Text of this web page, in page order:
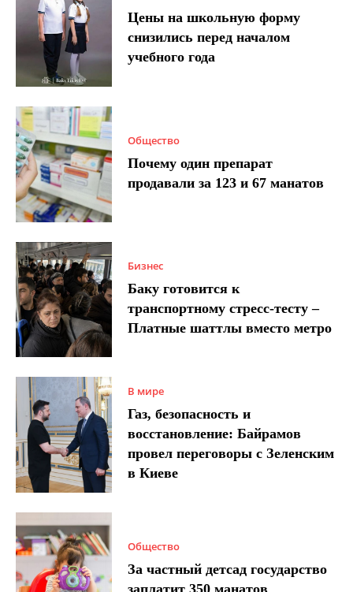
Цены на школьную форму
снизились перед началом
учебного года
Общество
Почему один препарат
продавали за 123 и 67 манатов
Бизнес
Баку готовится к
транспортному стресс-тесту –
Платные шаттлы вместо метро
В мире
Газ, безопасность и
восстановление: Байрамов
провел переговоры с Зеленским
в Киеве
Общество
За частный детсад государство